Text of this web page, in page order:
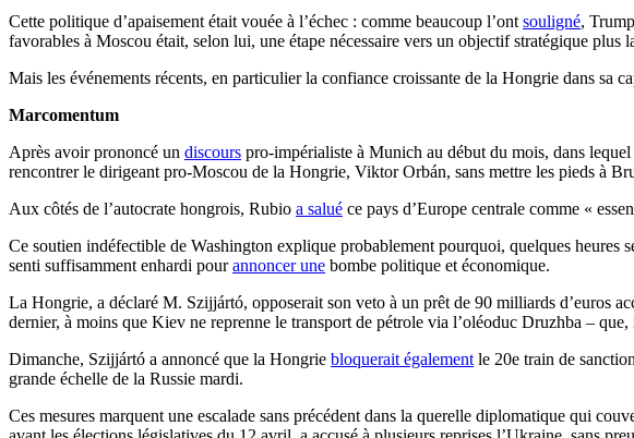
Cette politique d’apaisement était vouée à l’échec : comme beaucoup l’ont souligné,
favorables à Moscou était, selon lui, une étape nécessaire vers un objectif stratégique plus
Mais les événements récents, en particulier la confiance croissante de la Hongrie dans
Marcomentum
Après avoir prononcé un discours pro-impérialiste à Munich au début du mois, dans
rencontrer le dirigeant pro-Moscou de la Hongrie, Viktor Orbán, sans mettre les pieds à
Aux côtés de l’autocrate hongrois, Rubio a salué ce pays d’Europe centrale comme «
Ce soutien indéfectible de Washington explique probablement pourquoi, quelques heures
senti suffisamment enhardi pourannoncer une bombe politique et économique.
La Hongrie, a déclaré M. Szijjártó, opposerait son veto à un prêt de 90 milliards d’euros
dernier, à moins que Kiev ne reprenne le transport de pétrole via l’oléoduc Druzhba –
Dimanche, Szijjártó a annoncé que la Hongrie bloquerait également le 20e train de
grande échelle de la Russie mardi.
Ces mesures marquent une escalade sans précédent dans la querelle diplomatique qui